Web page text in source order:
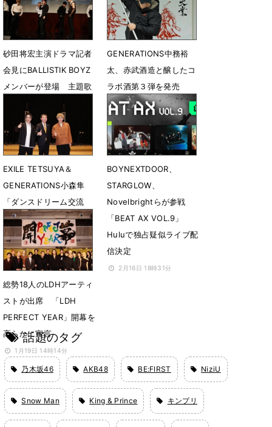
5月4日 17時07分 4月28日 22時35分
砂田将宏主演ドラマ記者
会見にBALLISTIK BOYZ
メンバーが登場 主題歌
4月28日 21時40分
GENERATIONS中務裕
太、赤武酒造と醸したコ
ラボ酒第３弾を発売
3月14日 20時14分
EXILE TETSUYA＆
GENERATIONS小森隼
「ダンスドリーム交流
会」松阪市で開催 中学
生にダンスを通じてメッ
セージを届ける
2月24日 07時00分
BOYNEXTDOOR、
STARGLOW、
Novelbrightらが参戦
「BEAT AX VOL.9」
Huluで独占疑似ライブ配
信決定
2月16日 18時31分
総勢18人のLDHアーティ
ストが出席 「LDH
PERFECT YEAR」開幕を
高らかに宣言
1月19日 14時14分
話題のタグ
乃木坂46 AKB48 BE:FIRST NiziU
Snow Man King & Prince キンプリ